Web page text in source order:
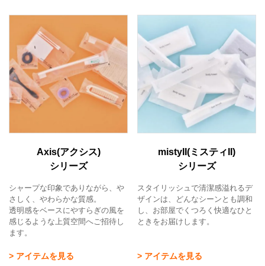
Axis(アクシス)
シリーズ
シャープな印象でありながら、や
さしく、やわらかな質感。
透明感をベースにやすらぎの風を
感じるような上質空間へご招待し
ます。
> アイテムを見る
mistyII(ミスティII)
シリーズ
スタイリッシュで清潔感溢れるデ
ザインは、どんなシーンとも調和
し、お部屋でくつろく快適なひと
ときをお届けします。
> アイテムを見る